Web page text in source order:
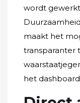
wordt
maakt het
transparanter
het